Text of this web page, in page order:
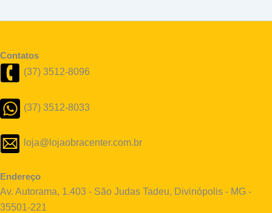
Contatos
(37) 3512-8096
(37) 3512-8033
loja@lojaobracenter.com.br
Endereço
Av. Autorama, 1.403 - São Judas Tadeu, Divinópolis - MG -
35501-221